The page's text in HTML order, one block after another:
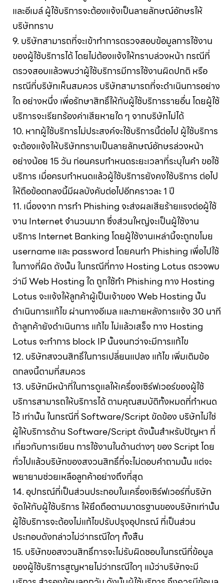
และอีเมล์ ผู้ใช้บริการจะต้องแจ้งเป็นลายลักษณ์อักษรให้
บริษัททราบ
9. บริษัทสามารถที่จะเข้าทำการตรวจสอบข้อมูลการใช้งาน
ของผู้ใช้บริการได้ โดยไม่ต้องแจ้งให้ทราบล่วงหน้า กรณีที่
ตรวจสอบแล้วพบว่าผู้ใช้บริการมีการใช้งานผิดปกติ หรือ
กรณีที่บริษัทเห็นสมควร บริษัทสามารถที่จะดำเนินการอย่าง
ใด อย่างหนึ่ง เพื่อรักษาสิทธิ์ให้กับผู้ใช้บริการรายอื่น โดยผู้ใช้
บริการจะเรียกร้องค่าเสียหายใด ๆ จากบริษัทไม่ได้
10. หากผู้ใช้บริการไม่ประสงค์จะใช้บริการนี้ต่อไป ผู้ใช้บริการ
จะต้องแจ้งให้บริษัททราบเป็นลายลักษณ์อักษรล่วงหน้า
อย่างน้อย 15 วัน ก่อนครบกำหนดระยะเวลาที่ระบุในคำ ขอใช้
บริการ เมื่อครบกำหนดแล้วผู้ใช้บริการยังคงใช้บริการ ต่อไป
ให้ถือข้อตกลงนี้มีผลบังคับต่อไปอีกคราวละ 1 ปี
11. เนื่องจาก การทำ Phishing จะส่งผลเสียร้ายแรงต่อผู้ใช้
งาน Internet จำนวนมาก ซึ่งส่วนใหญ่จะเป็นผู้ใช้งาน
บริการ Internet Banking โดยผู้ใช้งานเหล่านี้จะถูกขโมย
username และ password โดยคนทำ Phishing เพื่อไปใช้
ในทางที่ผิด ดังนั้น ในกรณีที่ทาง Hosting Lotus ตรวจพบ
ว่ามี Web Hosting ใด ถูกใช้ทำ Phishing ทาง Hosting
Lotus จะแจ้งให้ลูกค้าผู้เป็นเจ้าของ Web Hosting นั้น
ดำเนินการแก้ไข ผ่านทางอีเมล และภายหลังการแจ้ง 30 นาที
ถ้าลูกค้ายังดำเนินการ แก้ไข ไม่แล้วเสร็จ ทาง Hosting
Lotus จะทำการ block IP นั้นจนกว่าจะมีการแก้ไข
12. บริษัทสงวนสิทธิ์ในการเปลี่ยนแปลง แก้ไข เพิ่มเติมข้อ
ตกลงนี้ตามที่สมควร
13. บริษัทมีหน้าที่ในการดูแลให้เครื่องเซิร์ฟเวอร์ของผู้ใช้
บริการสามารถให้บริการได้ ตามคุณสมบัติทั้งหมดที่กำหนด
ไว้ เท่านั้น ในกรณีที่ Software/Script ขัดข้อง บริษัทไม่ใช่
ผู้ให้บริการด้าน Software/Script ดังนั้นสำหรับปัญหา ที่
เกี่ยวกับการเขียน การใช้งานในด้านต่างๆ ของ Script โดย
ทั่วไปแล้วบริษัทของสงวนสิทธิ์ที่จะไม่ตอบคำถามนั้น แต่จะ
พยายามช่วยเหลือลูกค้าอย่างถึงที่สุด
14. อุปกรณ์ที่เป็นส่วนประกอบในเครื่องเซิร์ฟเวอร์ที่บริษัท
จัดให้กับผู้ใช้บริการ ให้ยึดถือตามมาตรฐานของบริษัทเท่านั้น
ผู้ใช้บริการจะต้องไม่แก้ไขปรับปรุงอุปกรณ์ ที่เป็นส่วน
ประกอบดังกล่าวไม่ว่ากรณีใดๆ ทั้งสิ้น
15. บริษัทขอสงวนสิทธิ์การจะไม่รับผิดชอบในกรณีที่ข้อมูล
ของผู้ใช้บริการสูญหายไม่ว่ากรณีใดๆ แม้ว่าบริษัทจะมี